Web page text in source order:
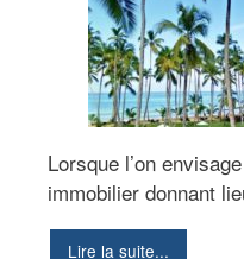
Lorsque l’on
immobilier donnant
Lire la suite...